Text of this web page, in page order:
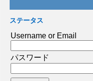
ステータス
Username or Email
パスワード